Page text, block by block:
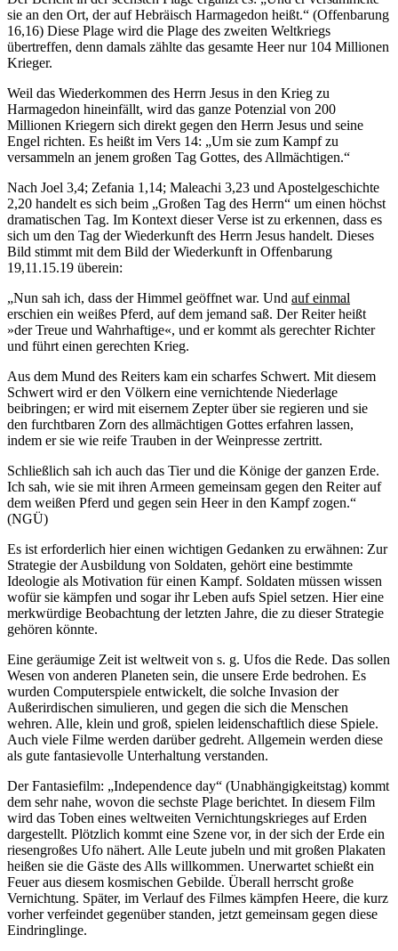
sie an den Ort, der auf Hebräisch Harmagedon heißt.“ (Offenbarung
16,16) Diese Plage wird die Plage des zweiten Weltkriegs
übertreffen, denn damals zählte das gesamte Heer nur 104 Millionen
Krieger.
Weil das Wiederkommen des Herrn Jesus in den Krieg zu
Harmagedon hineinfällt, wird das ganze Potenzial von 200
Millionen Kriegern sich direkt gegen den Herrn Jesus und seine
Engel richten. Es heißt im Vers 14: „Um sie zum Kampf zu
versammeln an jenem großen Tag Gottes, des Allmächtigen.“
Nach Joel 3,4; Zefania 1,14; Maleachi 3,23 und Apostelgeschichte
2,20 handelt es sich beim „Großen Tag des Herrn“ um einen höchst
dramatischen Tag. Im Kontext dieser Verse ist zu erkennen, dass es
sich um den Tag der Wiederkunft des Herrn Jesus handelt. Dieses
Bild stimmt mit dem Bild der Wiederkunft in Offenbarung
19,11.15.19 überein:
„Nun sah ich, dass der Himmel geöffnet war. Und auf einmal
erschien ein weißes Pferd, auf dem jemand saß. Der Reiter heißt
»der Treue und Wahrhaftige«, und er kommt als gerechter Richter
und führt einen gerechten Krieg.
Aus dem Mund des Reiters kam ein scharfes Schwert. Mit diesem
Schwert wird er den Völkern eine vernichtende Niederlage
beibringen; er wird mit eisernem Zepter über sie regieren und sie
den furchtbaren Zorn des allmächtigen Gottes erfahren lassen,
indem er sie wie reife Trauben in der Weinpresse zertritt.
Schließlich sah ich auch das Tier und die Könige der ganzen Erde.
Ich sah, wie sie mit ihren Armeen gemeinsam gegen den Reiter auf
dem weißen Pferd und gegen sein Heer in den Kampf zogen.“
(NGÜ)
Es ist erforderlich hier einen wichtigen Gedanken zu erwähnen: Zur
Strategie der Ausbildung von Soldaten, gehört eine bestimmte
Ideologie als Motivation für einen Kampf. Soldaten müssen wissen
wofür sie kämpfen und sogar ihr Leben aufs Spiel setzen. Hier eine
merkwürdige Beobachtung der letzten Jahre, die zu dieser Strategie
gehören könnte.
Eine geräumige Zeit ist weltweit von s. g. Ufos die Rede. Das sollen
Wesen von anderen Planeten sein, die unsere Erde bedrohen. Es
wurden Computerspiele entwickelt, die solche Invasion der
Außerirdischen simulieren, und gegen die sich die Menschen
wehren. Alle, klein und groß, spielen leidenschaftlich diese Spiele.
Auch viele Filme werden darüber gedreht. Allgemein werden diese
als gute fantasievolle Unterhaltung verstanden.
Der Fantasiefilm: „Independence day“ (Unabhängigkeitstag) kommt
dem sehr nahe, wovon die sechste Plage berichtet. In diesem Film
wird das Toben eines weltweiten Vernichtungskrieges auf Erden
dargestellt. Plötzlich kommt eine Szene vor, in der sich der Erde ein
riesengroßes Ufo nähert. Alle Leute jubeln und mit großen Plakaten
heißen sie die Gäste des Alls willkommen. Unerwartet schießt ein
Feuer aus diesem kosmischen Gebilde. Überall herrscht große
Vernichtung. Später, im Verlauf des Filmes kämpfen Heere, die kurz
vorher verfeindet gegenüber standen, jetzt gemeinsam gegen diese
Eindringlinge.